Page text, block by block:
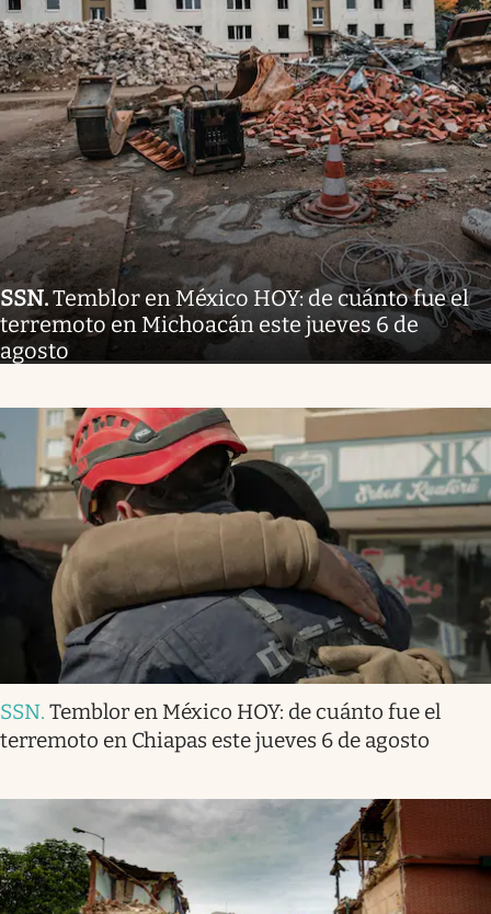
SSN.Temblor en México HOY: de cuánto fue el
terremoto en Michoacán este jueves 6 de
agosto
SSN. Temblor en México HOY: de cuánto fue el
terremoto en Chiapas este jueves 6 de agosto